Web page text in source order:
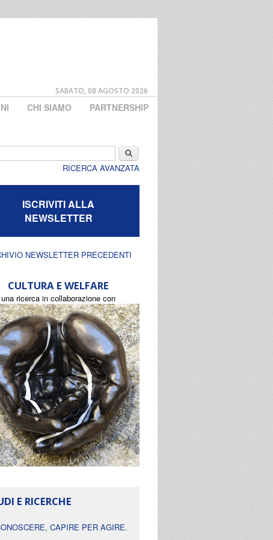
SABATO, 08 AGOSTO 2026
CHI SIAMO PARTNERSHIP
Cerca
RICERCA AVANZATA
ISCRIVITI ALLA
NEWSLETTER
NEWSLETTER PRECEDENTI
CULTURA E WELFARE
una ricerca in collaborazione con
E RICERCHE
CAPIRE PER AGIRE.